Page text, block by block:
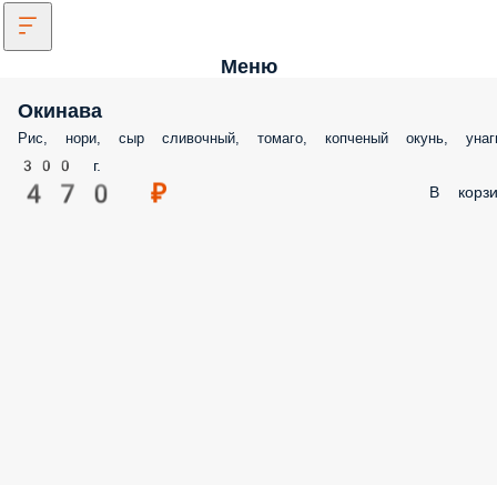
Меню
Окинава
Рис, нори, сыр сливочный, томаго, копченый окунь,
300 г.
470 ₽ В